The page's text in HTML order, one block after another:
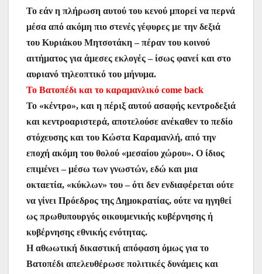
Το εάν η πλήρωση αυτού του κενού μπορεί να περνά
μέσα από ακόμη πιο στενές γέφυρες με την δεξιά
του Κυριάκου Μητσοτάκη – πέραν του κοινού
αιτήματος για άμεσες εκλογές – ίσως φανεί και στο
αυριανό τηλεοπτικό του μήνυμα.
Το Βατοπέδι και το καραμανλικό come back
Το «κέντρο», και η πέριξ αυτού ασαφής κεντροδεξιά
και κεντροαριστερά, αποτελούσε ανέκαθεν το πεδίο
στόχευσης και του Κώστα Καραμανλή, από την
εποχή ακόμη του θολού «μεσαίου χώρου». Ο ίδιος
επιμένει – μέσω των γνωστών, εδώ και μια
οκταετία, «κύκλων» του – ότι δεν ενδιαφέρεται ούτε
να γίνει Πρόεδρος της Δημοκρατίας, ούτε να ηγηθεί
ως πρωθυπουργός οικουμενικής κυβέρνησης ή
κυβέρνησης εθνικής ενότητας.
Η αθωωτική δικαστική απόφαση όμως για το
Βατοπέδι απελευθέρωσε πολιτικές δυνάμεις και